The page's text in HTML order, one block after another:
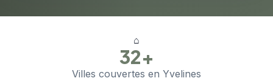
⌂
32+
Villes couvertes en Yvelines